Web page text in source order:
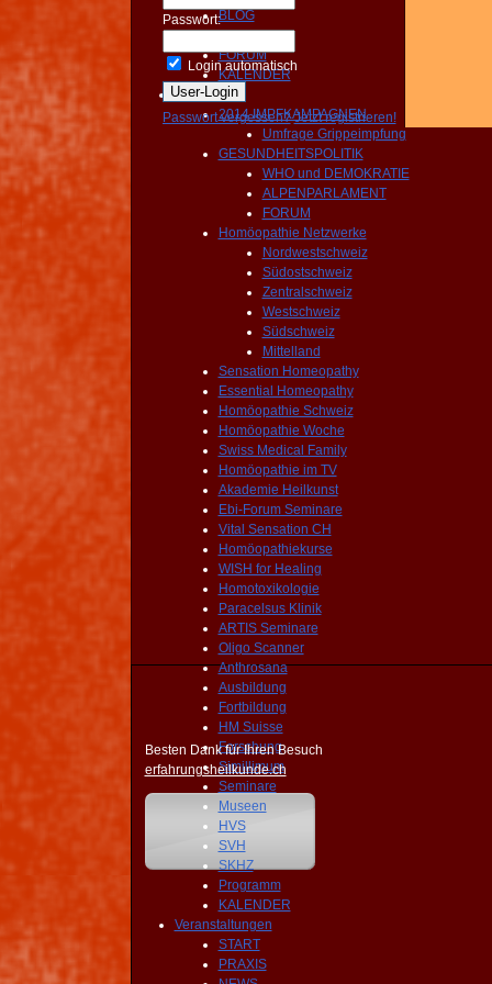
BLOG
NEWS
FORUM
KALENDER
Aktivitäten
2014 IMPFKAMPAGNEN
Umfrage Grippeimpfung
GESUNDHEITSPOLITIK
WHO und DEMOKRATIE
ALPENPARLAMENT
FORUM
Homöopathie Netzwerke
Nordwestschweiz
Südostschweiz
Zentralschweiz
Westschweiz
Südschweiz
Mittelland
Sensation Homeopathy
Essential Homeopathy
Homöopathie Schweiz
Homöopathie Woche
Swiss Medical Family
Homöopathie im TV
Akademie Heilkunst
Ebi-Forum Seminare
Vital Sensation CH
Homöopathiekurse
WISH for Healing
Homotoxikologie
Paracelsus Klinik
ARTIS Seminare
Oligo Scanner
Anthrosana
Ausbildung
Fortbildung
HM Suisse
Forschung
Simillimum
Seminare
Museen
HVS
SVH
SKHZ
Programm
KALENDER
Veranstaltungen
START
PRAXIS
Passwort:
Login automatisch
Passwort vergessen? Jetzt registrieren!
Besten Dank für Ihren Besuch
erfahrungsheilkunde.ch